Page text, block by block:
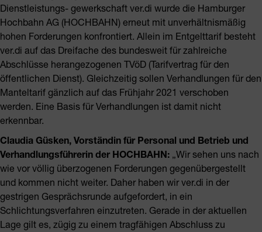
Dienstleistungs- gewerkschaft ver.di wurde die Hamburger
Hochbahn AG (HOCHBAHN) erneut mit unverhältnismäßig
hohen Forderungen konfrontiert. Allein im Entgelttarif besteht
ver.di auf das Dreifache des bundesweit für zahlreiche
Abschlüsse herangezogenen TVöD (Tarifvertrag für den
öffentlichen Dienst). Gleichzeitig sollen Verhandlungen für den
Manteltarif gänzlich auf das Frühjahr 2021 verschoben
werden. Eine Basis für Verhandlungen ist damit nicht
erkennbar.
Claudia Güsken, Vorständin für Personal und Betrieb und
Verhandlungsführerin der HOCHBAHN: „Wir sehen uns nach
wie vor völlig überzogenen Forderungen gegenübergestellt
und kommen nicht weiter. Daher haben wir ver.di in der
gestrigen Gesprächsrunde aufgefordert, in ein
Schlichtungsverfahren einzutreten. Gerade in der aktuellen
Lage gilt es, zügig zu einem tragfähigen Abschluss zu